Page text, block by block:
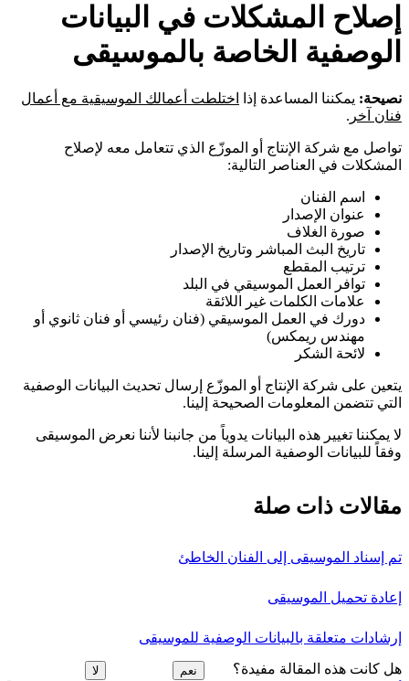
إصلاح المشكلات في البيانات
الوصفية الخاصة بالموسيقى
نصيحة: يمكننا المساعدة إذا
اختلطت أعمالك الموسيقية مع أعمال
فنان آخر .
تواصل مع شركة الإنتاج أو الموزّع الذي تتعامل معه لإصلاح
المشكلات في العناصر التالية:
اسم الفنان
عنوان الإصدار
صورة الغلاف
تاريخ البث المباشر وتاريخ الإصدار
ترتيب المقطع
توافر العمل الموسيقي في البلد
علامات الكلمات غير اللائقة
دورك في العمل الموسيقي (فنان رئيسي أو فنان ثانوي أو
مهندس ريمكس)
لائحة الشكر
يتعين على شركة الإنتاج أو الموزّع إرسال تحديث البيانات الوصفية
التي تتضمن المعلومات الصحيحة إلينا.
لا يمكننا تغيير هذه البيانات يدوياً من جانبنا لأننا نعرض الموسيقى
وفقاً للبيانات الوصفية المرسلة إلينا.
مقالات ذات صلة
تم إسناد الموسيقى إلى الفنان الخاطئ
إعادة تحميل الموسيقى
إرشادات متعلقة بالبيانات الوصفية للموسيقى
هل كانت هذه المقالة مفيدة؟ نعم لا